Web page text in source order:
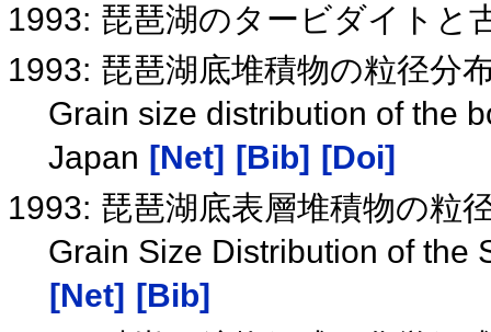
1993: 琵琶湖のタービダイトと
1993: 琵琶湖底堆積物の粒径分
Grain size distribution of the
Japan [Net] [Bib]
[Doi]
1993: 琵琶湖底表層堆積物の粒
Grain Size Distribution of the
[Net]
[Bib]